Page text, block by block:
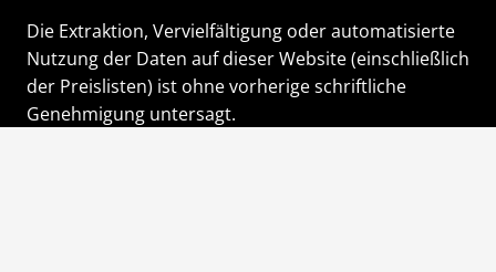
Die Extraktion, Vervielfältigung oder automatisierte
Nutzung der Daten auf dieser Website (einschließlich
der Preislisten) ist ohne vorherige schriftliche
Genehmigung untersagt.